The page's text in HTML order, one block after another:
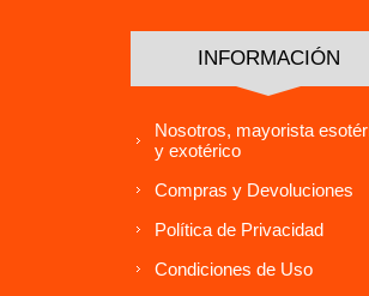
INFORMACIÓN
Nosotros, mayorista
y exotérico
Compras y Devoluciones
Política de Privacidad
Condiciones de Uso